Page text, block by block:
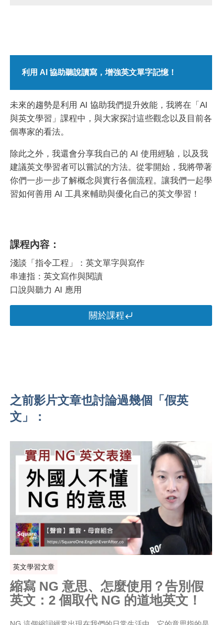
利用 AI 協助聽說讀寫，增強英文單字記憶！
未來的趨勢是利用 AI 協助我們提升效能，我將在「AI
與英文學習」課程中，與大家探討這些觀念以及目前各
個專家的看法。
除此之外，我還會分享我自己的 AI 使用經驗，以及我
建議英文學習者可以嘗試的方法。從零開始，我將帶著
你們一步一步了解概念與實行各個流程。讓我們一起學
習如何善用 AI 工具來輔助與優化自己的英文學習！
課程內容：
淺談「指令工程」：英文單字與寫作
串連指：英文寫作與閱讀
口說與聽力 AI 應用
關於課程
之前影片文章也討論過幾個「假英
文」：
英文學習文章
縮寫 NG 意思、怎麼使用？告別假
英文：2 個取代 NG 的道地英文！